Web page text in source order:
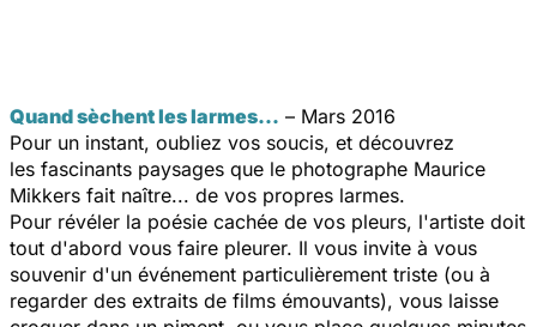
Quand sèchent les larmes... – Mars 2016
Pour un instant, oubliez vos soucis, et découvrez
les fascinants paysages que le photographe Maurice
Mikkers fait naître... de vos propres larmes.
Pour révéler la poésie cachée de vos pleurs, l'artiste doit
tout d'abord vous faire pleurer. Il vous invite à vous
souvenir d'un événement particulièrement triste (ou à
regarder des extraits de films émouvants), vous laisse